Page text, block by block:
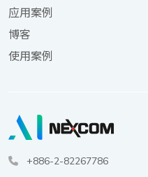
应用案例
博客
使用案例
+886-2-82267786